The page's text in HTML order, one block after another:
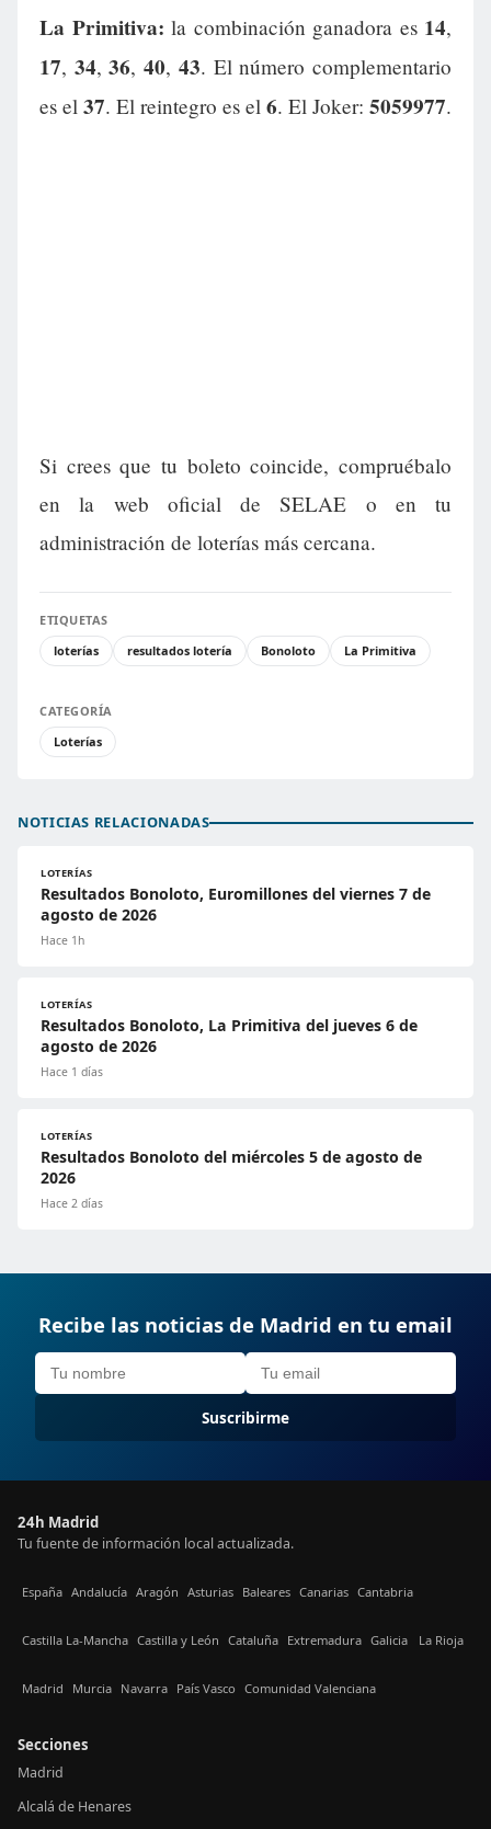
La Primitiva: la combinación ganadora es 14,
17, 34,36,40, 43. El número complementario
es el 37. El reintegro es el 6. El Joker: 5059977.
Si crees que tu boleto coincide, compruébalo
en la web oficial de SELAE o en tu
administración de loterías más cercana.
ETIQUETAS
loterías
resultados lotería Bonoloto La Primitiva
CATEGORÍA
Loterías
NOTICIAS RELACIONADAS
LOTERÍAS
Resultados Bonoloto, Euromillones del viernes 7 de
agosto de 2026
Hace 1h
LOTERÍAS
Resultados Bonoloto, La Primitiva del jueves 6 de
agosto de 2026
Hace 1 días
LOTERÍAS
Resultados Bonoloto del miércoles 5 de agosto de
2026
Hace 2 días
Recibe las noticias de Madrid en tu email
Suscribirme
24h Madrid
Tu fuente de información local actualizada.
España Andalucía Aragón Asturias Baleares Canarias Cantabria
Castilla La-Mancha Castilla y León Cataluña Extremadura Galicia La Rioja
Madrid Murcia Navarra País Vasco Comunidad Valenciana
Secciones
Madrid
Alcalá de Henares